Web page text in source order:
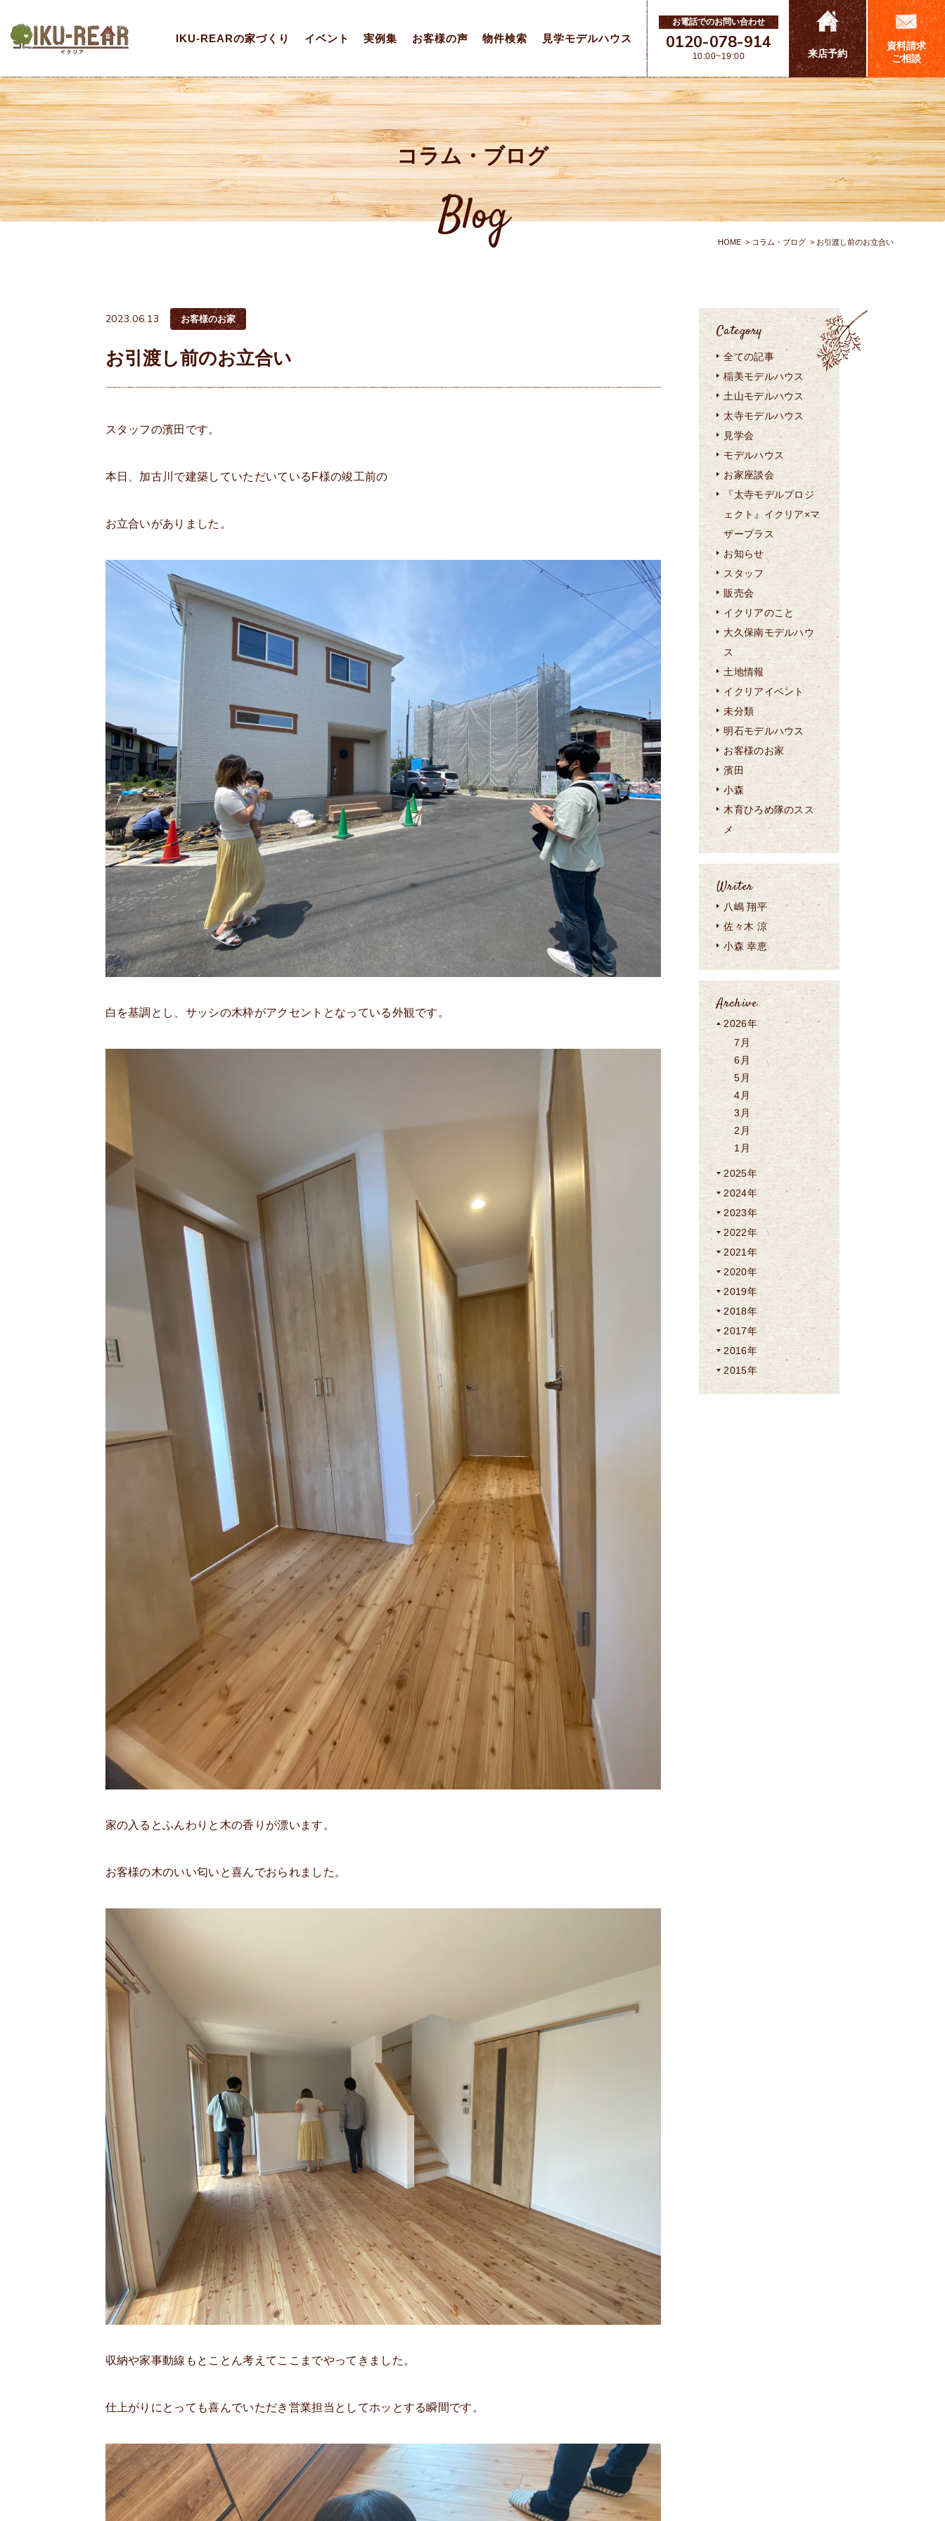
IKU-REARの家づくり イベント 実例集 お客様の声 物件検索 見学モデルハウス
お電話でのお問い合わせ
0120-078-914
10:00~19:00 来店予約
資料請求
ご相談
コラム・ブログ
Blog HOME コラム・ブログ お引渡し前のお立合い
2023.06.13 お客様のお家
お引渡し前のお立合い
スタッフの濱田です。
本日、加古川で建築していただいているF様の竣工前の
お立合いがありました。
白を基調とし、サッシの木枠がアクセントとなっている外観です。
家の入るとふんわりと木の香りが漂います。
お客様の木のいい匂いと喜んでおられました。
収納や家事動線もとことん考えてここまでやってきました。
仕上がりにとっても喜んでいただき営業担当としてホッとする瞬間です。
Category
全ての記事
稲美モデルハウス
土山モデルハウス
太寺モデルハウス
見学会
モデルハウス
お家座談会
『太寺モデルプロジ
ェクト』イクリア×マ
ザープラス
お知らせ
スタッフ
販売会
イクリアのこと
大久保南モデルハウ
ス
土地情報
イクリアイベント
未分類
明石モデルハウス
お客様のお家
濱田
小森
木育ひろめ隊のスス
メ
Writer
八嶋 翔平
佐々木 涼
小森 幸恵
Archive
2026年
7月
6月
5月
4月
3月
2月
1月
2025年
2024年
2023年
2022年
2021年
2020年
2019年
2018年
2017年
2016年
2015年